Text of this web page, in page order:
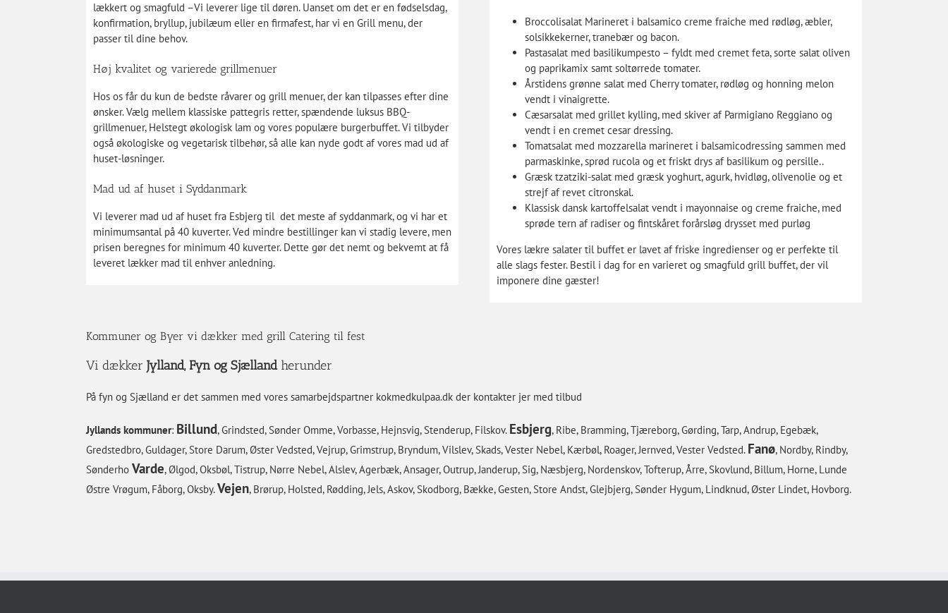
lækkert og smagfuld –Vi leverer lige til døren. Uanset om det er en fødselsdag,
konfirmation, bryllup, jubilæum eller en firmafest, har vi en Grill menu, der
passer til dine behov.
Høj kvalitet og varierede grillmenuer
Hos os får du kun de bedste råvarer og grill menuer, der kan tilpasses efter dine
ønsker. Vælg mellem klassiske pattegris retter, spændende luksus BBQ-
grillmenuer, Helstegt økologisk lam og vores populære burgerbuffet. Vi tilbyder
også økologiske og vegetarisk tilbehør, så alle kan nyde godt af vores mad ud af
huset-løsninger.
Mad ud af huset i Syddanmark
Vi leverer mad ud af huset fra Esbjerg til det meste af syddanmark, og vi har et
minimumsantal på 40 kuverter. Ved mindre bestillinger kan vi stadig levere, men
prisen beregnes for minimum 40 kuverter. Dette gør det nemt og bekvemt at få
leveret lækker mad til enhver anledning.
Broccolisalat Marineret i balsamico creme fraiche med rødløg, æbler,
solsikkekerner, tranebær og bacon.
Pastasalat med basilikumpesto – fyldt med cremet feta, sorte salat oliven
og paprikamix samt soltørrede tomater.
Årstidens grønne salat med Cherry tomater, rødløg og honning melon
vendt i vinaigrette.
Cæsarsalat med grillet kylling, med skiver af Parmigiano Reggiano og
vendt i en cremet cesar dressing.
Tomatsalat med mozzarella marineret i balsamicodressing sammen med
parmaskinke, sprød rucola og et friskt drys af basilikum og persille..
Græsk tzatziki-salat med græsk yoghurt, agurk, hvidløg, olivenolie og et
strejf af revet citronskal.
Klassisk dansk kartoffelsalat vendt i mayonnaise og creme fraiche, med
sprøde tern af radiser og fintskåret forårsløg drysset med purløg
Vores lækre salater til buffet er lavet af friske ingredienser og er perfekte til
alle slags fester. Bestil i dag for en varieret og smagfuld grill buffet, der vil
imponere dine gæster!
Kommuner og Byer vi dækker med grill Catering til fest
Vi dækker Jylland, Fyn og Sjællandherunder
På fyn og Sjælland er det sammen med vores samarbejdspartner kokmedkulpaa.dk der kontakter jer med tilbud
Jyllands kommuner: Billund, Grindsted, Sønder Omme, Vorbasse, Hejnsvig, Stenderup, Filskov. Esbjerg, Ribe, Bramming, Tjæreborg, Gørding, Tarp, Andrup, Egebæk,
Gredstedbro, Guldager, Store Darum, Øster Vedsted, Vejrup, Grimstrup, Bryndum, Vilslev, Skads, Vester Nebel, Kærbøl, Roager, Jernved, Vester Vedsted. Fanø, Nordby, Rindby,
Sønderho Varde, Ølgod, Oksbøl, Tistrup, Nørre Nebel, Alslev, Agerbæk, Ansager, Outrup, Janderup, Sig, Næsbjerg, Nordenskov, Tofterup, Årre, Skovlund, Billum, Horne, Lunde
Østre Vrøgum, Fåborg, Oksby.Vejen, Brørup, Holsted, Rødding, Jels, Askov, Skodborg, Bække, Gesten, Store Andst, Glejbjerg, Sønder Hygum, Lindknud, Øster Lindet, Hovborg.